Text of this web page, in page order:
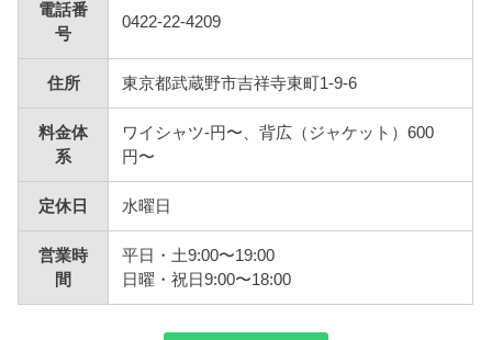
電話番
号
0422-22-4209
住所 東京都武蔵野市吉祥寺東町1-9-6
料金体
系
ワイシャツ-円〜、背広（ジャケット）600
円〜
定休日 水曜日
営業時
間
平日・土9:00〜19:00
日曜・祝日9:00〜18:00